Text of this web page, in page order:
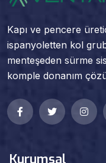
Kapı ve pencere
ispanyoletten kol
menteşeden sürme
komple donanım
Kurumsal